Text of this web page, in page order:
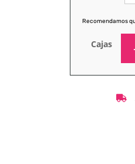
Recomendamos
Cajas